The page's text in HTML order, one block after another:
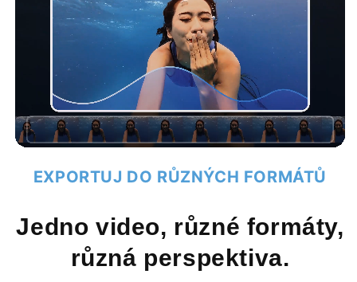
EXPORTUJ DO RŮZNÝCH FORMÁTŮ
Jedno video, různé formáty,
různá perspektiva.